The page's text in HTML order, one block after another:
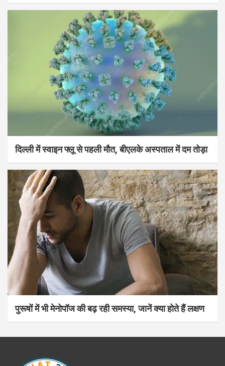
दिल्ली में स्वाइन फ्लू से पहली मौत, बीएलके अस्पताल में दम तोड़ा
पुरूषों में भी मेनोपॉज की बढ़ रही समस्या, जानें क्या होते हैं लक्षण